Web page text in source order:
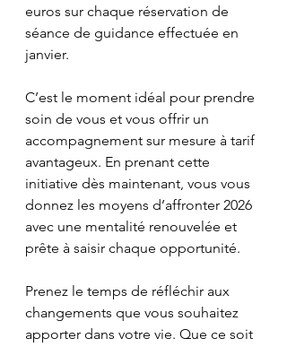
euros sur chaque réservation de
séance de guidance effectuée en
janvier.
C’est le moment idéal pour prendre
soin de vous et vous offrir un
accompagnement sur mesure à tarif
avantageux. En prenant cette
initiative dès maintenant, vous vous
donnez les moyens d’affronter 2026
avec une mentalité renouvelée et
prête à saisir chaque opportunité.
Prenez le temps de réfléchir aux
changements que vous souhaitez
apporter dans votre vie. Que ce soit